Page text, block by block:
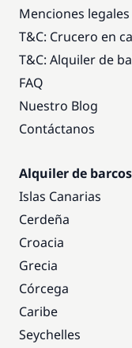
Menciones legales
T&C: Crucero en
T&C: Alquiler de
FAQ
Nuestro Blog
Contáctanos
Alquiler de barcos
Islas Canarias
Cerdeña
Croacia
Grecia
Córcega
Caribe
Seychelles